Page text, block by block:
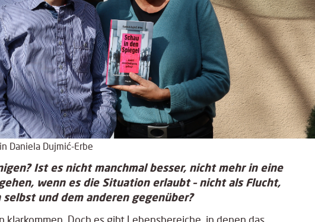
Daniela Dujmić-Erbe
Ist es nicht manchmal besser, nicht mehr in eine
wenn es die Situation erlaubt – nicht als Flucht,
und dem anderen gegenüber?